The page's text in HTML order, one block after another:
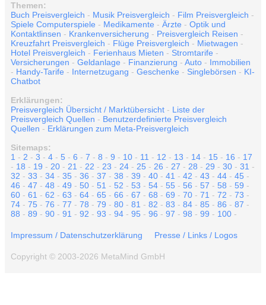
Themen:
Buch Preisvergleich - Musik Preisvergleich - Film Preisvergleich -
Spiele Computerspiele - Medikamente - Ärzte - Optik und
Kontaktlinsen - Krankenversicherung - Preisvergleich Reisen -
Kreuzfahrt Preisvergleich - Flüge Preisvergleich - Mietwagen -
Hotel Preisvergleich - Ferienhaus Mieten - Stromtarife -
Versicherungen - Geldanlage - Finanzierung - Auto - Immobilien
- Handy-Tarife - Internetzugang - Geschenke - Singlebörsen - KI-
Chatbot
Erklärungen:
Preisvergleich Übersicht / Marktübersicht - Liste der
Preisvergleich Quellen - Benutzerdefinierte Preisvergleich
Quellen - Erklärungen zum Meta-Preisvergleich
Sitemaps:
1 - 2 - 3 - 4 - 5 - 6 - 7 - 8 - 9 - 10 - 11 - 12 - 13 - 14 - 15 - 16 - 17
- 18 - 19 - 20 - 21 - 22 - 23 - 24 - 25 - 26 - 27 - 28 - 29 - 30 - 31 -
32 - 33 - 34 - 35 - 36 - 37 - 38 - 39 - 40 - 41 - 42 - 43 - 44 - 45 -
46 - 47 - 48 - 49 - 50 - 51 - 52 - 53 - 54 - 55 - 56 - 57 - 58 - 59 -
60 - 61 - 62 - 63 - 64 - 65 - 66 - 67 - 68 - 69 - 70 - 71 - 72 - 73 -
74 - 75 - 76 - 77 - 78 - 79 - 80 - 81 - 82 - 83 - 84 - 85 - 86 - 87 -
88 - 89 - 90 - 91 - 92 - 93 - 94 - 95 - 96 - 97 - 98 - 99 - 100 -
Impressum / Datenschutzerklärung Presse / Links / Logos
Copyright © 2003-2026 MetaMind GmbH